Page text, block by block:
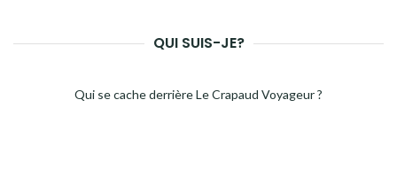
QUI SUIS-JE?
Qui se cache derrière Le Crapaud Voyageur ?